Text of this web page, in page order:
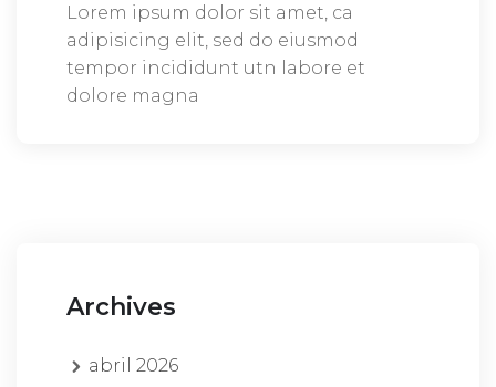
Lorem ipsum dolor sit amet, ca
adipisicing elit, sed do eiusmod
tempor incididunt utn labore et
dolore magna
Archives
abril 2026